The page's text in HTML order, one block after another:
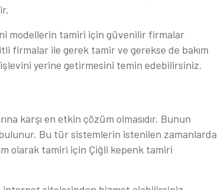
modellerin tamiri için güvenilir firmalar
firmalar ile gerek tamir ve gerekse de bakım
yerine getirmesini temin edebilirsiniz.
karşı en etkin çözüm olmasıdır. Bunun
Bu tür sistemlerin istenilen zamanlarda
olarak tamiri için Çiğli kepenk tamiri